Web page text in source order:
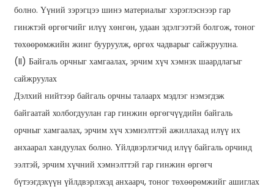
болно. Үүний зэрэгцээ шинэ материалыг хэрэглэснээр гар
гинжтэй өргөгчийг илүү хөнгөн, удаан эдэлгээтэй болгож, тоног
төхөөрөмжийн жинг бууруулж, өргөх чадварыг сайжруулна.
(II) Байгаль орчныг хамгаалах, эрчим хүч хэмнэх шаардлагыг
сайжруулах
Дэлхий нийтээр байгаль орчны талаарх мэдлэг нэмэгдэж
байгаатай холбогдуулан гар гинжин өргөгчүүдийн байгаль
орчныг хамгаалах, эрчим хүч хэмнэлттэй ажиллахад илүү их
анхаарал хандуулах болно. Үйлдвэрлэгчид илүү байгаль орчинд
ээлтэй, эрчим хүчний хэмнэлттэй гар гинжин өргөгч
бүтээгдэхүүн үйлдвэрлэхэд анхаарч, тоног төхөөрөмжийг ашиглах